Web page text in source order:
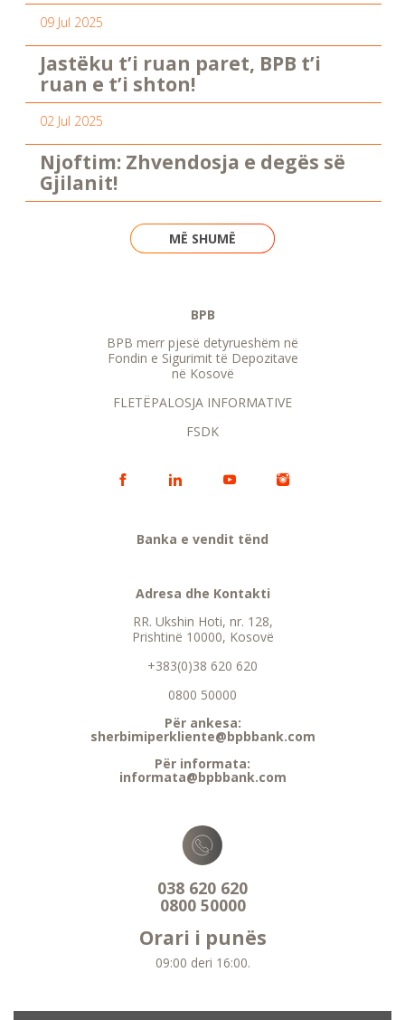
09 Jul 2025
Jastëku t’i ruan paret, BPB t’i
ruan e t’i shton!
02 Jul 2025
Njoftim: Zhvendosja e degës së
Gjilanit!
MË SHUMË
BPB
BPB merr pjesë detyrueshëm në
Fondin e Sigurimit të Depozitave
në Kosovë
FLETËPALOSJA INFORMATIVE
FSDK
Banka e vendit tënd
Adresa dhe Kontakti
RR. Ukshin Hoti, nr. 128,
Prishtinë 10000, Kosovë
+383(0)38 620 620
0800 50000
Për ankesa:
sherbimiperkliente@bpbbank.com
Për informata:
informata@bpbbank.com
038 620 620
0800 50000
Orari i punës
09:00 deri 16:00.